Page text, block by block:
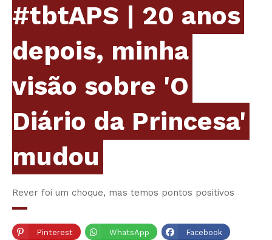
#tbtAPS | 20 anos
depois, minha
visão sobre 'O
Diário da Princesa'
mudou
Rever foi um choque, mas temos pontos positivos
Pinterest WhatsApp Facebook